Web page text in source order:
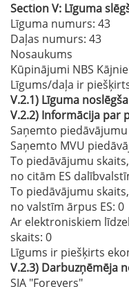
SectionV: Līguma
Līguma numurs: 43
Daļas numurs: 43
Nosaukums
Kūpinājumi NBS
Līgums/daļa ir
V.2.1) Līguma
V.2.2) Informācija par
Saņemto
Saņemto MVU
To piedāvājumu
no citām ES
To piedāvājumu
no valstīm ārpus ES: 0
Ar elektroniskiem
skaits: 0
Līgums ir piešķirts
V.2.3) Darbuzņēmēja
SIA "Forevers"